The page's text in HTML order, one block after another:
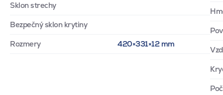
Sklon strechy
Bezpečný sklon krytiny
Rozmery 420×331×12 mm